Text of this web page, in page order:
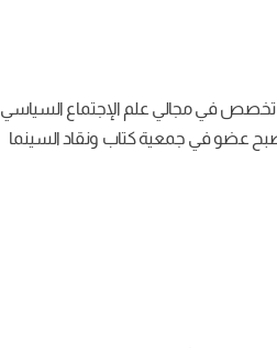
وأثناء دراسته الجامعية تخصص في مجالي علم الإجتماع السياسي
عضو في جمعية كتاب ونقاد السينما